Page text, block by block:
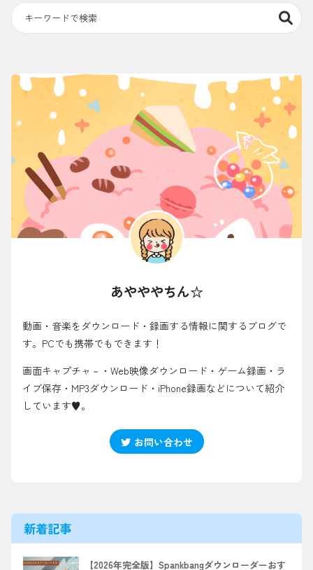
あやややちん☆
動画・音楽をダウンロード・録画する情報に関するブログで
す。PCでも携帯でもできます！
画面キャプチャ－・Web映像ダウンロード・ゲーム録画・ラ
イブ保存・MP3ダウンロード・iPhone録画などについて紹介
しています♥。
お問い合わせ
新着記事
【2026年完全版】Spankbangダウンローダーおす